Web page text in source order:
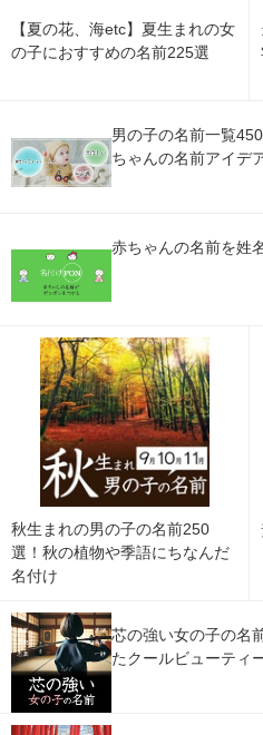
【夏の花、海etc】夏生まれの女
の子におすすめの名前225選
男の子の名前一覧
ちゃんの名前アイデ
赤ちゃんの名前を姓
秋生まれの男の子の名前250
選！秋の植物や季語にちなんだ
名付け
芯の強い女の子の名
たクールビューティ